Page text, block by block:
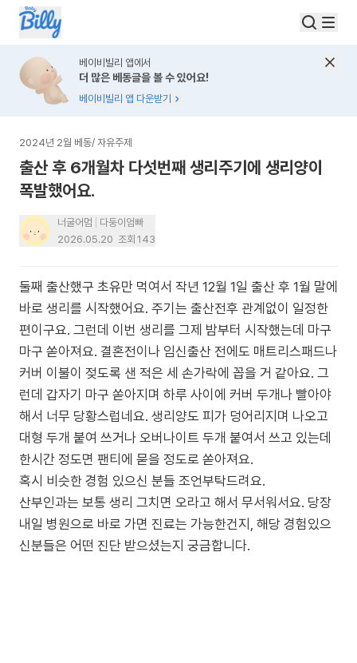
베이비빌리 앱에서
더 많은 베동글을 볼 수 있어요!
베이비빌리 앱 다운받기
2024년 2월 베동/ 자유주제
출산 후 6개월차 다섯번째 생리주기에 생리양이
폭발했어요.
너굴어멈
다둥이엄빠
2026.05.20 조회 143
둘째 출산했구 초유만 먹여서 작년 12월 1일 출산 후 1월 말에
바로 생리를 시작했어요. 주기는 출산전후 관계없이 일정한
편이구요. 그런데 이번 생리를 그제 밤부터 시작했는데 마구
마구 쏟아져요. 결혼전이나 임신출산 전에도 매트리스패드나
커버 이불이 젖도록 샌 적은 세 손가락에 꼽을 거 같아요. 그
런데 갑자기 마구 쏟아지며 하루 사이에 커버 두개나 빨아야
해서 너무 당황스럽네요. 생리양도 피가 덩어리지며 나오고
대형 두개 붙여 쓰거나 오버나이트 두개 붙여서 쓰고 있는데
한시간 정도면 팬티에 묻을 정도로 쏟아져요.
혹시 비슷한 경험 있으신 분들 조언부탁드려요.
산부인과는 보통 생리 그치면 오라고 해서 무서워서요. 당장
내일 병원으로 바로 가면 진료는 가능한건지, 해당 경험있으
신분들은 어떤 진단 받으셨는지 궁금합니다.